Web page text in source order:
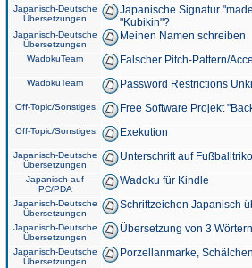
Japanisch-Deutsche
Übersetzungen
Japanische Signatur
"Kubikin"?
Japanisch-Deutsche
Übersetzungen
Meinen Namen schreiben
WadokuTeam Falscher Pitch-Pattern/
WadokuTeam Password Restrictions
Off-Topic/Sonstiges Free Software Projekt
Off-Topic/Sonstiges Exekution
Japanisch-Deutsche
Übersetzungen
Unterschrift auf
Japanisch auf
PC/PDA
Wadoku für Kindle
Japanisch-Deutsche
Übersetzungen
Schriftzeichen Japanisch
Japanisch-Deutsche
Übersetzungen
Übersetzung von 3 Wörtern
Japanisch-Deutsche
Übersetzungen
Porzellanmarke,